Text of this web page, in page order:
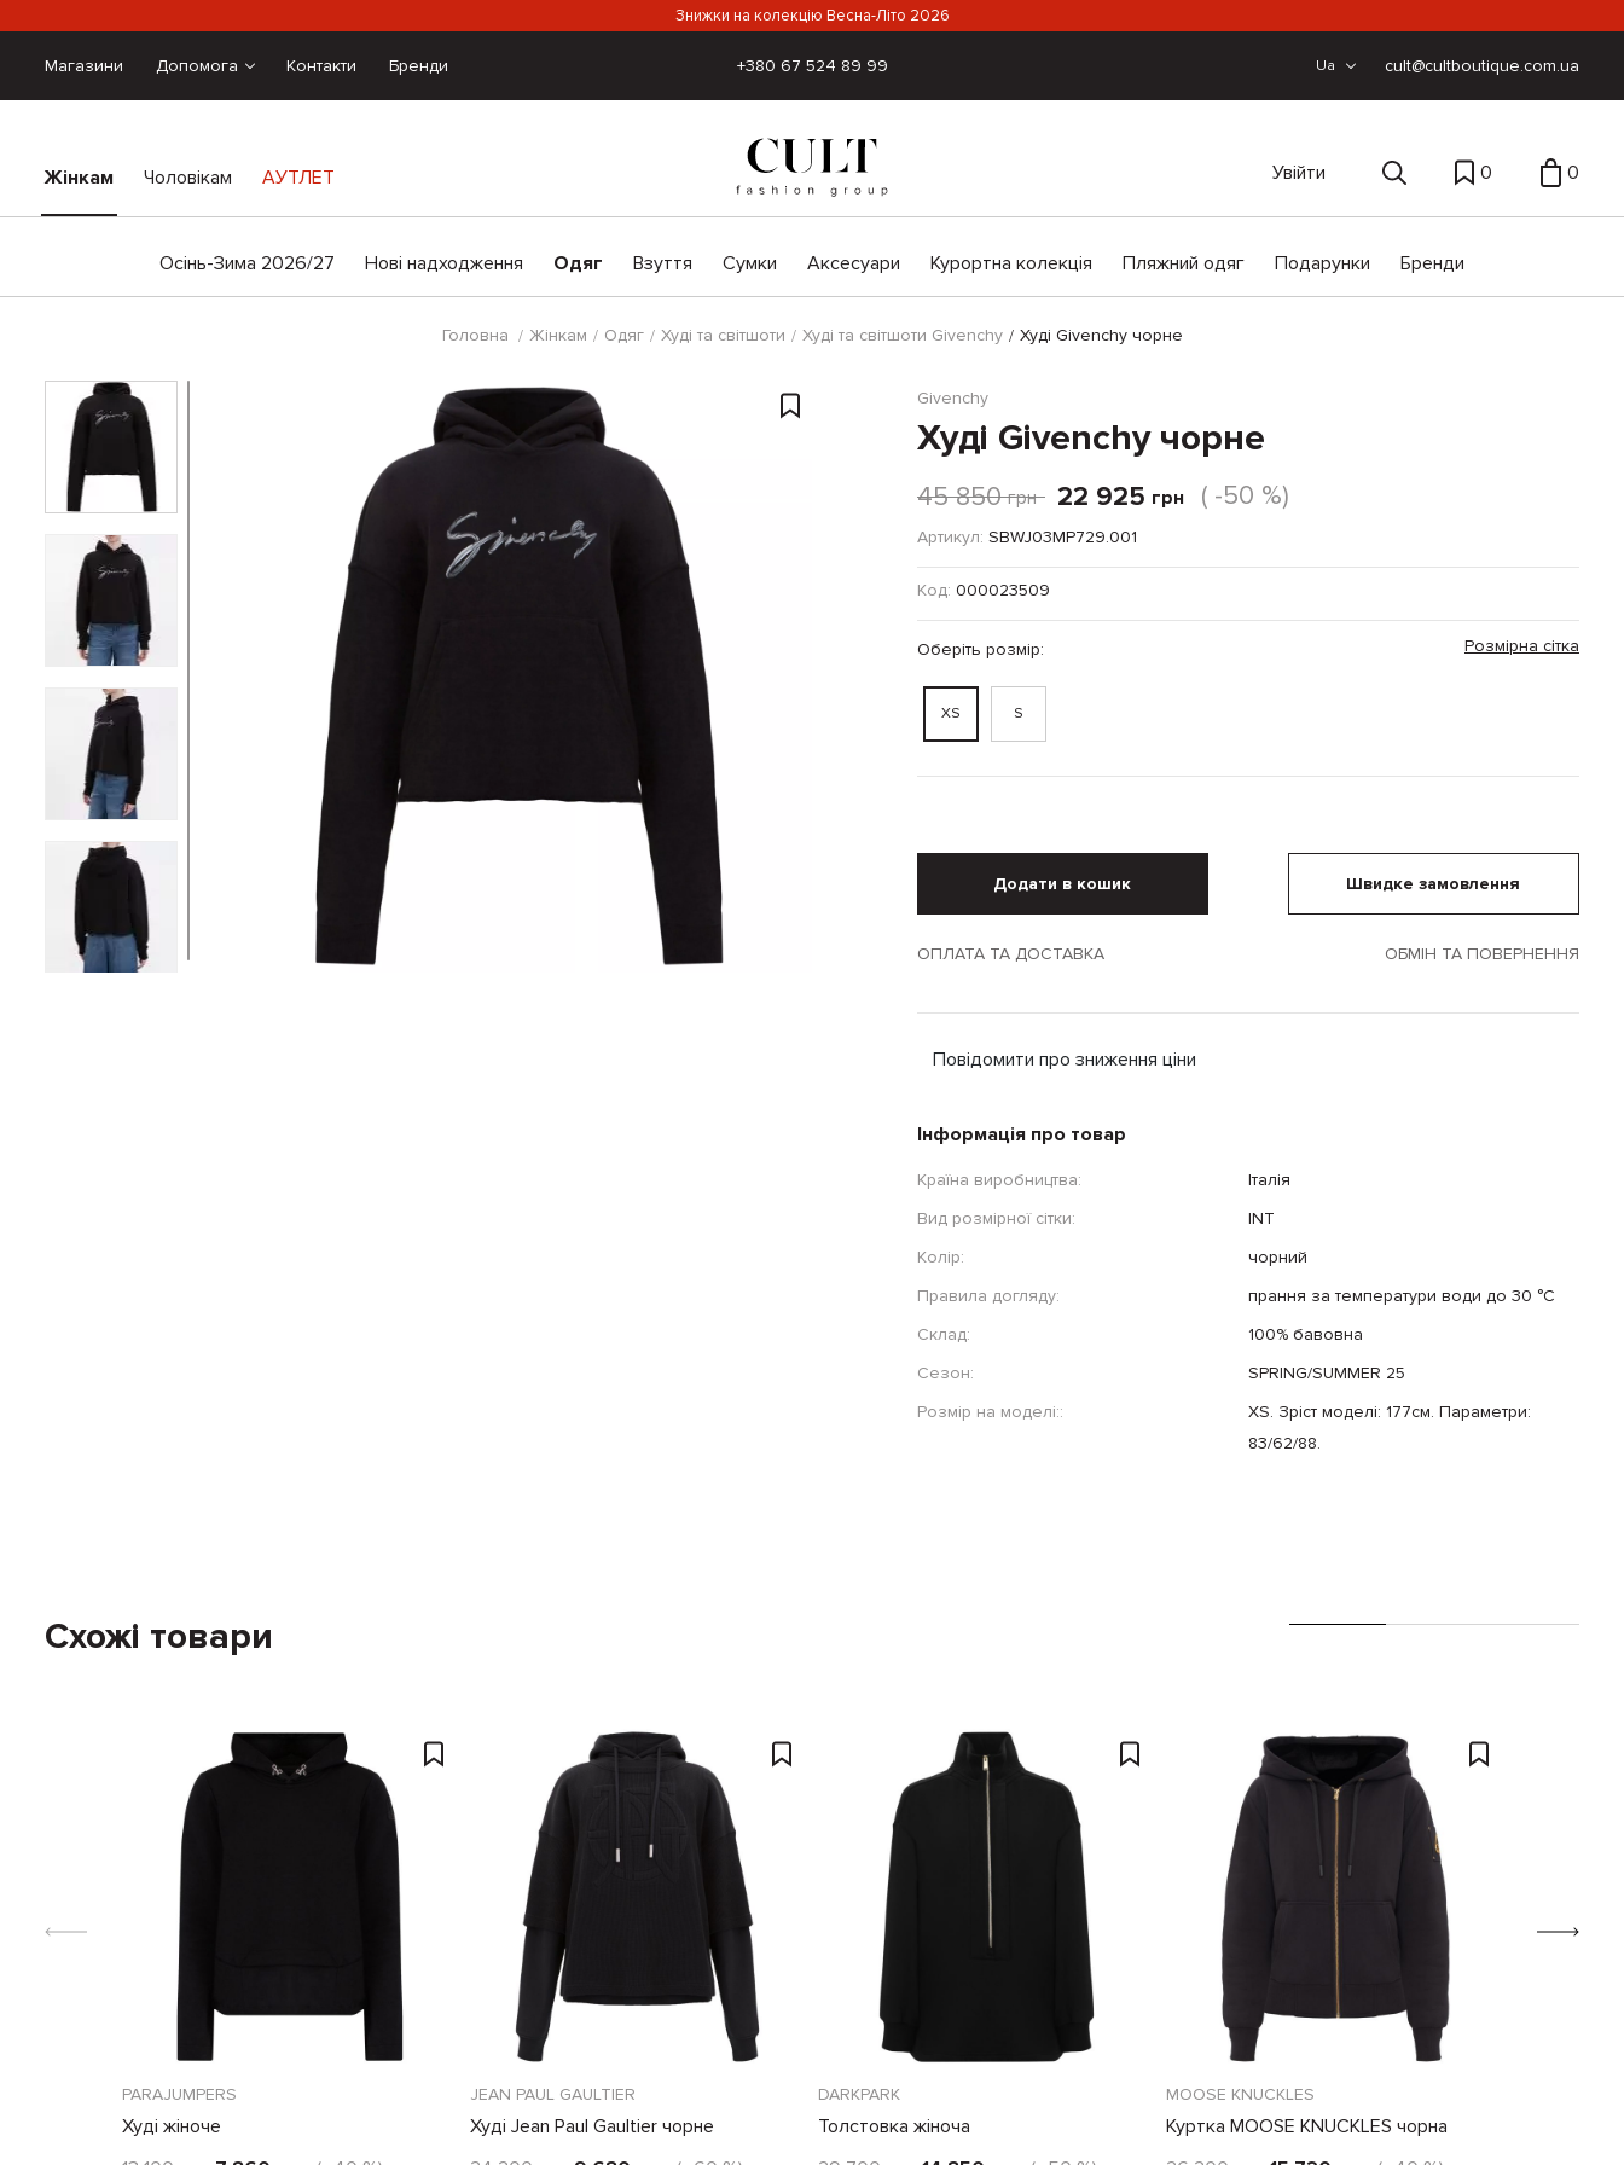
Знижки на колекцію Весна-Літо 2026
Магазини Допомога Контакти Бренди +380 67 524 89 99 Ua cult@cultboutique.com.ua
Жінкам
Осінь-Зима 2026/27 Нові надходження Одяг Взуття Сумки Аксесуари Курортна колекція Пляжний одяг Подарунки Бренди
Чоловікам АУТЛЕТ Увійти 0 0
Головна Жінкам Одяг Худі та світшоти Худі та світшоти Givenchy Худі Givenchy чорне
Givenchy
Худі Givenchy чорне
45 850 грн 22 925 грн ( -50 %)
Артикул: SBWJ03MP729.001
Код: 000023509
Оберіть розмір:
XS S
Розмірна сітка
Додати в кошик Швидке замовлення
ОПЛАТА ТА ДОСТАВКА ОБМІН ТА ПОВЕРНЕННЯ
Повідомити про зниження ціни
Інформація про товар
Країна виробництва:
Італія
Вид розмірної сітки:
INT
Колір:
чорний
Правила догляду:
прання за температури води до 30 °C
Склад:
100% бавовна
Сезон:
SPRING/SUMMER 25
Розмір на моделі::
XS. Зріст моделі: 177см. Параметри:
83/62/88.
Схожі товари
PARAJUMPERS
Худі жіноче
JEAN PAUL GAULTIER
Худі Jean Paul Gaultier чорне
DARKPARK
Толстовка жіноча
MOOSE KNUCKLES
Куртка MOOSE KNUCKLES чорна